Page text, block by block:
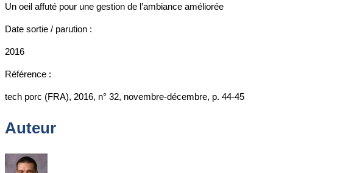
Un oeil affuté pour une gestion de l’ambiance améliorée
Date sortie / parution :
2016
Référence :
tech porc (FRA), 2016, n° 32, novembre-décembre, p. 44-45
Auteur